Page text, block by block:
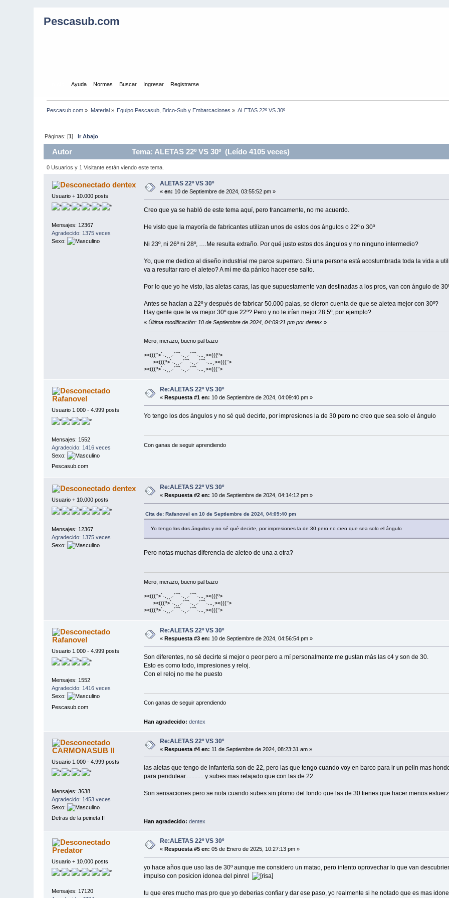
Pescasub.com
Ayuda Normas Buscar Ingresar Registrarse
Pescasub.com » Material» Equipo Pescasub, Brico-Sub y Embarcaciones » ALETAS 22º VS 30º
Páginas: [1]Ir Abajo
Autor Tema: ALETAS 22º VS 30º (Leído 4105 veces)
0 Usuarios y 1 Visitante están viendo este tema.
dentex
Usuario + 10.000 posts
Mensajes: 12367
Agradecido: 1375 veces
Sexo:
ALETAS 22º VS 30º
«en: 10 de Septiembre de 2024, 03:55:52 pm »
Creo que ya se habló de este tema aquí, pero francamente, no me acuerdo.
He visto que la mayoría de fabricantes utilizan unos de estos dos ángulos o 22º o 30º
Ni 23º, ni 26º ni 28º, ….Me resulta extraño. Por qué justo estos dos ángulos y no ninguno intermedio?
Yo, que me dedico al diseño industrial me parce superraro. Si una persona está acostumbrada toda la vida a
va a resultar raro el aleteo? A mí me da pánico hacer ese salto.
Por lo que yo he visto, las aletas caras, las que supuestamente van destinadas a los pros, van con ángulo de
Antes se hacían a 22º y después de fabricar 50.000 palas, se dieron cuenta de que se aletea mejor con 30º?
Hay gente que le va mejor 30º que 22º? Pero y no le irían mejor 28.5º, por ejemplo?
« Última modificación: 10 de Septiembre de 2024, 04:09:21 pm por dentex»
Mero, merazo, bueno pal bazo
><(((°>`·.¸¸.·´¯`·.¸.·´¯`·...¸><(((º>
><(((º>`·.¸¸.·´¯`·.¸.·´¯`·...¸><(((°>
><(((º>`·.¸¸.·´¯`·.¸.·´¯`·...¸><(((°>
Rafanovel
Usuario 1.000 - 4.999 posts
Mensajes: 1552
Agradecido: 1416 veces
Sexo:
Pescasub.com
Re:ALETAS 22º VS 30º
« Respuesta #1 en: 10 de Septiembre de 2024, 04:09:40 pm »
Yo tengo los dos ángulos y no sé qué decirte, por impresiones la de 30 pero no creo que sea solo el ángulo
Con ganas de seguir aprendiendo
dentex
Usuario + 10.000 posts
Mensajes: 12367
Agradecido: 1375 veces
Sexo:
Re:ALETAS 22º VS 30º
« Respuesta #2 en: 10 de Septiembre de 2024, 04:14:12 pm »
Cita de: Rafanovel en 10 de Septiembre de 2024, 04:09:40 pm
Yo tengo los dos ángulos y no sé qué decirte, por impresiones la de 30 pero no creo que sea solo el ángulo
Pero notas muchas diferencia de aleteo de una a otra?
Mero, merazo, bueno pal bazo
><(((°>`·.¸¸.·´¯`·.¸.·´¯`·...¸><(((º>
><(((º>`·.¸¸.·´¯`·.¸.·´¯`·...¸><(((°>
><(((º>`·.¸¸.·´¯`·.¸.·´¯`·...¸><(((°>
Rafanovel
Usuario 1.000 - 4.999 posts
Mensajes: 1552
Agradecido: 1416 veces
Sexo:
Pescasub.com
Re:ALETAS 22º VS 30º
«Respuesta #3 en: 10 de Septiembre de 2024, 04:56:54 pm »
Son diferentes, no sé decirte si mejor o peor pero a mí personalmente me gustan más las c4 y son de 30.
Esto es como todo, impresiones y reloj.
Con el reloj no me he puesto
Con ganas de seguir aprendiendo
Han agradecido: dentex
CARMONASUB II
Usuario 1.000 - 4.999 posts
Mensajes: 3638
Agradecido: 1453 veces
Sexo:
Detras de la peineta II
Re:ALETAS 22º VS 30º
«Respuesta #4 en: 11 de Septiembre de 2024, 08:23:31 am »
las aletas que tengo de infanteria son de 22, pero las que tengo cuando voy en barco para ir un pelin mas
para pendulear.............y subes mas relajado que con las de 22.
Son sensaciones pero se nota cuando subes sin plomo del fondo que las de 30 tienes que hacer menos
Han agradecido: dentex
Predator
Usuario + 10.000 posts
Mensajes: 17120
Re:ALETAS 22º VS 30º
«Respuesta #5 en: 05 de Enero de 2025, 10:27:13 pm »
yo hace años que uso las de 30º aunque me considero un matao, pero intento oprovechar lo que van
impulso con posicion idonea del pinrel
tu que eres mucho mas pro que yo deberias confiar y dar ese paso, yo realmente si he notado que es mas